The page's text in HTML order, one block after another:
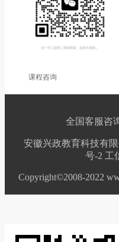
课程咨询
全国客服咨
安徽兴政教育科技有
号-2 工
Copyright©2008-2022